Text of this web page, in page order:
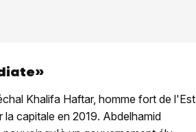
Khalifa Haftar, homme fort de l'Est
capitale en 2019. Abdelhamid